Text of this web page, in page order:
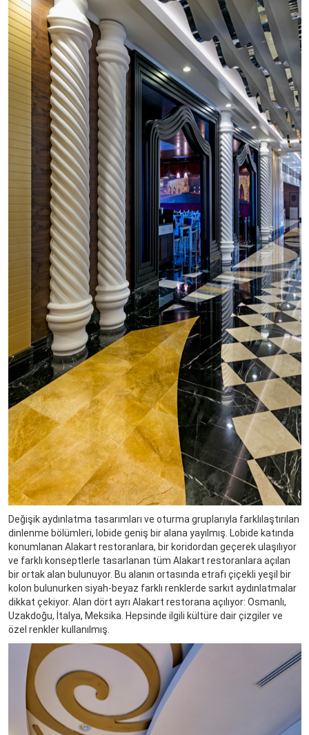
Değişik aydınlatma tasarımları ve oturma gruplarıyla farklılaştırılan
dinlenme bölümleri, lobide geniş bir alana yayılmış. Lobide katında
konumlanan Alakart restoranlara, bir koridordan geçerek ulaşılıyor
ve farklı konseptlerle tasarlanan tüm Alakart restoranlara açılan
bir ortak alan bulunuyor. Bu alanın ortasında etrafı çiçekli yeşil bir
kolon bulunurken siyah-beyaz farklı renklerde sarkıt aydınlatmalar
dikkat çekiyor. Alan dört ayrı Alakart restorana açılıyor: Osmanlı,
Uzakdoğu, İtalya, Meksika. Hepsinde ilgili kültüre dair çizgiler ve
özel renkler kullanılmış.